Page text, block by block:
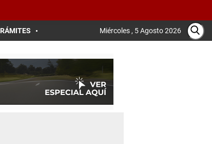
Miércoles , 5 Agosto 2026